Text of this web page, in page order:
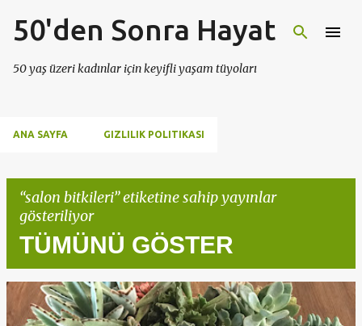
Ana içeriğe atla
50'den Sonra Hayat
50 yaş üzeri kadınlar için keyifli yaşam tüyoları
ANA SAYFA GIZLILIK POLITIKASI
salon bitkileri etiketine sahip yayınlar
gösteriliyor
TÜMÜNÜ GÖSTER
K